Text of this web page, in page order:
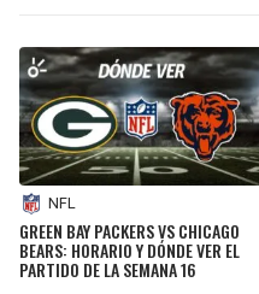
NFL
GREEN BAY PACKERS VS CHICAGO
BEARS: HORARIO Y DÓNDE VER EL
PARTIDO DE LA SEMANA 16